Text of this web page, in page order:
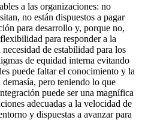
a las organizaciones: no
no están dispuestos a pagar
para desarrollo y, porque no,
para responder a la
de estabilidad para los
de equidad interna evitando
puede faltar el conocimiento y la
pero teniendo lo que
puede ser una magnífica
adecuadas a la velocidad de
y dispuestas a avanzar para